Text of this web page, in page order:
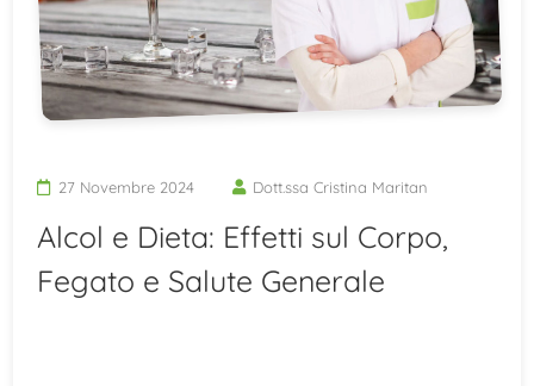
27 Novembre 2024 Dott.ssa Cristina Maritan
Alcol e Dieta: Effetti sul Corpo,
Fegato e Salute Generale